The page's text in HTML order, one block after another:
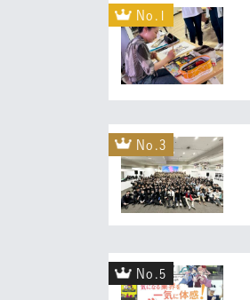
No.1
No.3
No.5